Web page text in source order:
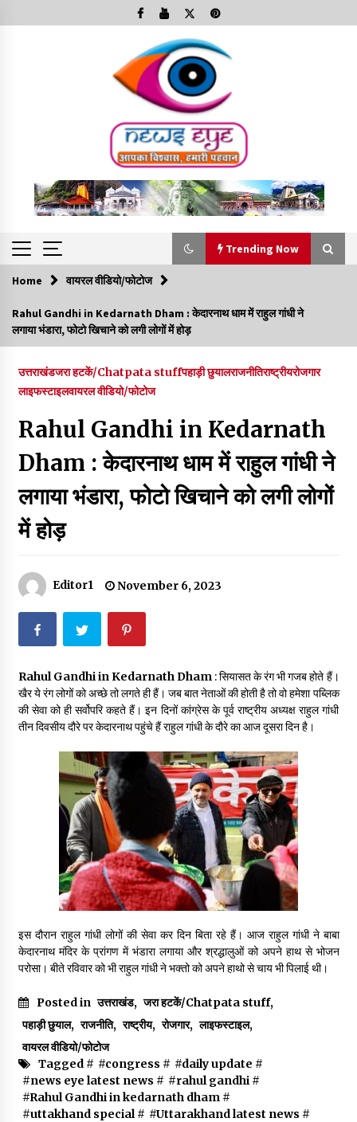
to
Trending Now
Trending Now
Minorities Rights Day : विश्व अल्पसंख्यक अधिकार दिवस
कार्यक्रम में शामिल हुए सीएम,आधुनिक मदरसों का नाम अब्दुल कलाम के नाम
December 18, 2023
September 7, 2023
Thought Of The Day 6 September
September 6, 2023
Thought Of The Day 17 May
May 17, 2022
Thought Of The Day 16 May
May 16, 2022
Thought Of The Day 14 May
May 14, 2022
Thought Of The Day 13 May
May 13, 2022
May 12, 2022
May 11, 2022
Thought Of The Day 10 May
May 10, 2022
Home वायरल वीडियो/फोटोज
Rahul Gandhi in Kedarnath Dham : केदारनाथ धाम में राहुल गांधी ने
लगाया भंडारा, फोटो खिचाने को लगी लोगों में होड़
उत्तराखंडजरा हटकें/Chatpata stuffपहाड़ी छुयालराजनीतिराष्ट्रीयरोजगार
लाइफस्टाइलवायरल वीडियो/फोटोज
Rahul Gandhi in Kedarnath
Dham : केदारनाथ धाम में राहुल गांधी ने
लगाया भंडारा, फोटो खिचाने को लगी लोगों
में होड़
Editor1 November 6, 2023
Rahul Gandhi in Kedarnath Dham: सियासत के रंग भी गजब होते हैं।
खैर ये रंग लोगों को अच्छे तो लगते ही हैं। जब बात नेताओं की होती है तो वो हमेशा पब्लिक
की सेवा को ही सर्वोपरि कहते हैं। इन दिनों कांग्रेस के पूर्व राष्ट्रीय अध्यक्ष राहुल गांधी
तीन दिवसीय दौरे पर केदारनाथ पहुंचे हैं राहुल गांधी के दौरे का आज दूसरा दिन है।
इस दौरान राहुल गांधी लोगों की सेवा कर दिन बिता रहे हैं। आज राहुल गांधी ने बाबा
केदारनाथ मंदिर के प्रांगण में भंडारा लगाया और श्रद्धालुओं को अपने हाथ से भोजन
परोसा। बीते रविवार को भी राहुल गांधी ने भक्तो को अपने हाथो से चाय भी पिलाई थी।
Posted in उत्तराखंड, जरा हटकें/Chatpata stuff,
पहाड़ी छुयाल, राजनीति, राष्ट्रीय, रोजगार, लाइफस्टाइल,
वायरल वीडियो/फोटोज
Tagged # #congress # #daily update #
#news eye latest news # #rahul gandhi#
#Rahul Gandhi in kedarnath dham#
#uttakhand special# #Uttarakhand latest news #